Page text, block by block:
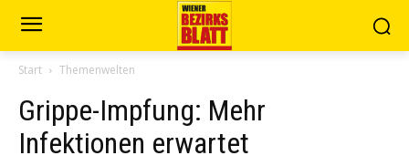
Start Themenwelten
Grippe-Impfung: Mehr
Infektionen erwartet